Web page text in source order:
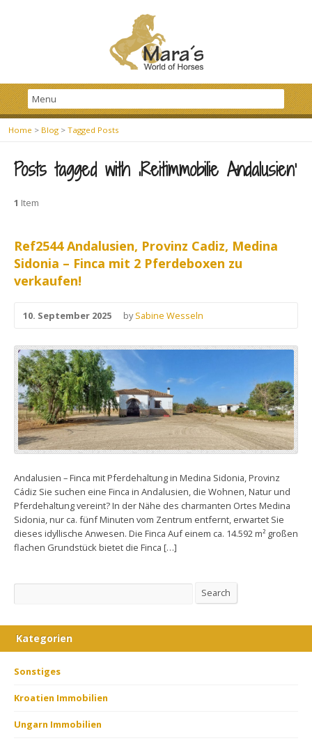
Home > Blog > Tagged Posts
Posts tagged with ‚Reitimmobilie Andalusien‘
1 Item
Ref2544 Andalusien, Provinz Cadiz, Medina
Sidonia – Finca mit 2 Pferdeboxen zu
verkaufen!
10. September 2025 bySabine Wesseln
Andalusien – Finca mit Pferdehaltung in Medina Sidonia, Provinz
Cádiz Sie suchen eine Finca in Andalusien, die Wohnen, Natur und
Pferdehaltung vereint? In der Nähe des charmanten Ortes Medina
Sidonia, nur ca. fünf Minuten vom Zentrum entfernt, erwartet Sie
dieses idyllische Anwesen. Die Finca Auf einem ca. 14.592 m² großen
flachen Grundstück bietet die Finca […]
Search
Kategorien
Sonstiges
Kroatien Immobilien
Ungarn Immobilien